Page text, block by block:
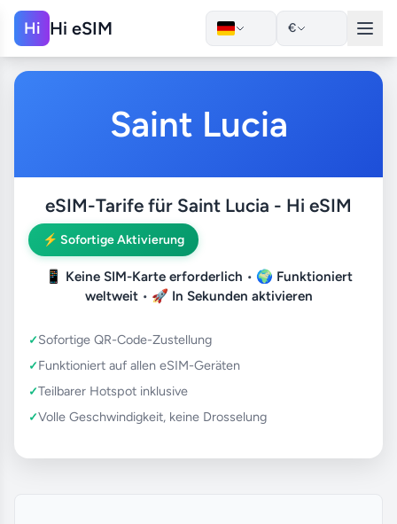
Hi Hi eSIM €
Saint Lucia
eSIM-Tarife für Saint Lucia - Hi eSIM
⚡ Sofortige Aktivierung
📱 Keine SIM-Karte erforderlich • 🌍 Funktioniert
weltweit• 🚀 In Sekunden aktivieren
Sofortige QR-Code-Zustellung
Funktioniert auf allen eSIM-Geräten
Teilbarer Hotspot inklusive
Volle Geschwindigkeit, keine Drosselung